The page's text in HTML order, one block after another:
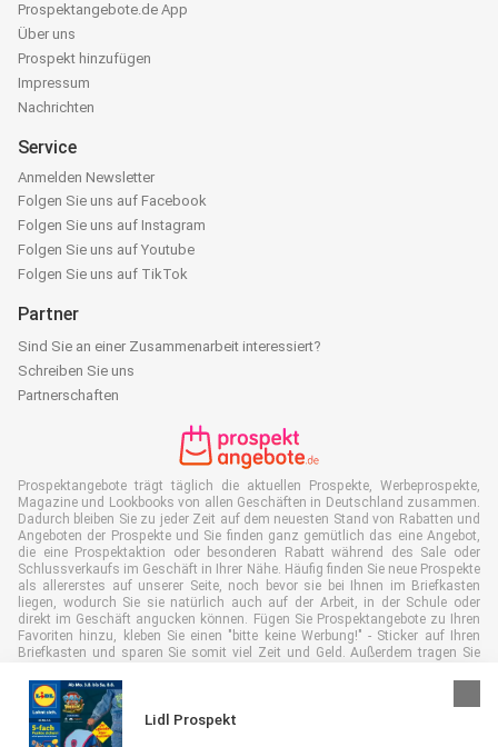
Lidl Prospekt
Prospektangebote.de App
Über uns
Prospekt hinzufügen
Impressum
Nachrichten
Service
Anmelden Newsletter
Folgen Sie uns auf Facebook
Folgen Sie uns auf Instagram
Folgen Sie uns auf Youtube
Folgen Sie uns auf TikTok
Partner
Sind Sie an einer Zusammenarbeit interessiert?
Schreiben Sie uns
Partnerschaften
Prospektangebote trägt täglich die aktuellen Prospekte, Werbeprospekte,
Magazine und Lookbooks von allen Geschäften in Deutschland zusammen.
Dadurch bleiben Sie zu jeder Zeit auf dem neuesten Stand von Rabatten und
Angeboten der Prospekte und Sie finden ganz gemütlich das eine Angebot,
die eine Prospektaktion oder besonderen Rabatt während des Sale oder
Schlussverkaufs im Geschäft in Ihrer Nähe. Häufig finden Sie neue Prospekte
als allererstes auf unserer Seite, noch bevor sie bei Ihnen im Briefkasten
liegen, wodurch Sie sie natürlich auch auf der Arbeit, in der Schule oder
direkt im Geschäft angucken können. Fügen Sie Prospektangebote zu Ihren
Favoriten hinzu, kleben Sie einen "bitte keine Werbung!" - Sticker auf Ihren
Briefkasten und sparen Sie somit viel Zeit und Geld. Außerdem tragen Sie
ist.